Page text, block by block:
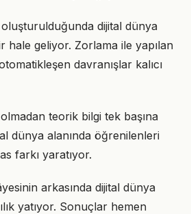
oluşturulduğunda dijital dünya
hale geliyor. Zorlama ile yapılan
davranışlar kalıcı
teorik bilgi tek başına
dünya alanında öğrenilenleri
farkı yaratıyor.
arkasında dijital dünya
yatıyor. Sonuçlar hemen